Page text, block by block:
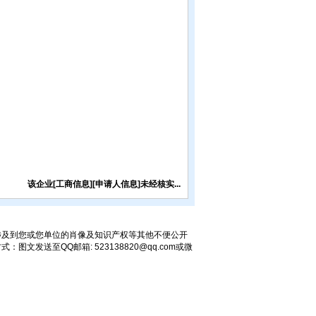
该企业[工商信息][申请人信息]未经核实...
到您或您单位的肖像及知识产权等其他不便公开
：图文发送至QQ邮箱: 523138820@qq.com或微